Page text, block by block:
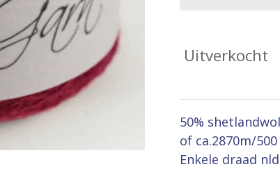
Uitverkocht
50%
of ca.2870m/
Enkele draad